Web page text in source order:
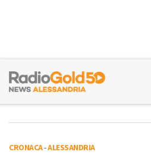
CRONACA-ALESSANDRIA